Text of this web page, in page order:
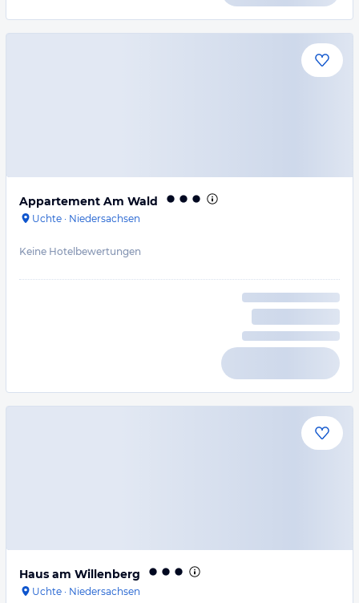
Appartement Am Wald
Uchte · Niedersachsen
Keine Hotelbewertungen
Haus am Willenberg
Uchte · Niedersachsen